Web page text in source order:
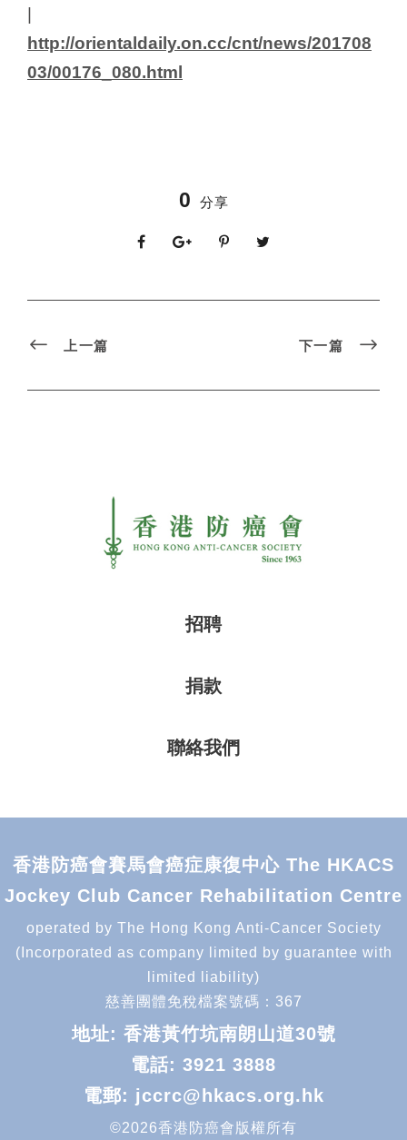
|
http://orientaldaily.on.cc/cnt/news/201708
03/00176_080.html
0 分享
上一篇 下一篇
招聘
捐款
聯絡我們
香港防癌會賽馬會癌症康復中心 The HKACS
Jockey Club Cancer Rehabilitation Centre
operated by The Hong Kong Anti-Cancer Society
(Incorporated as company limited by guarantee with
limited liability)
慈善團體免稅檔案號碼：367
地址: 香港黃竹坑南朗山道30號
電話: 3921 3888
電郵: jccrc@hkacs.org.hk
©2026香港防癌會版權所有